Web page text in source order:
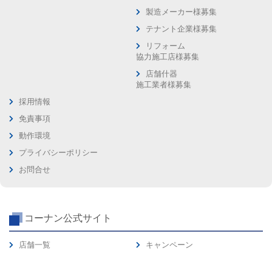
製造メーカー様募集
テナント企業様募集
リフォーム
協力施工店様募集
店舗什器
施工業者様募集
採用情報
免責事項
動作環境
プライバシーポリシー
お問合せ
コーナン公式サイト
店舗一覧
キャンペーン